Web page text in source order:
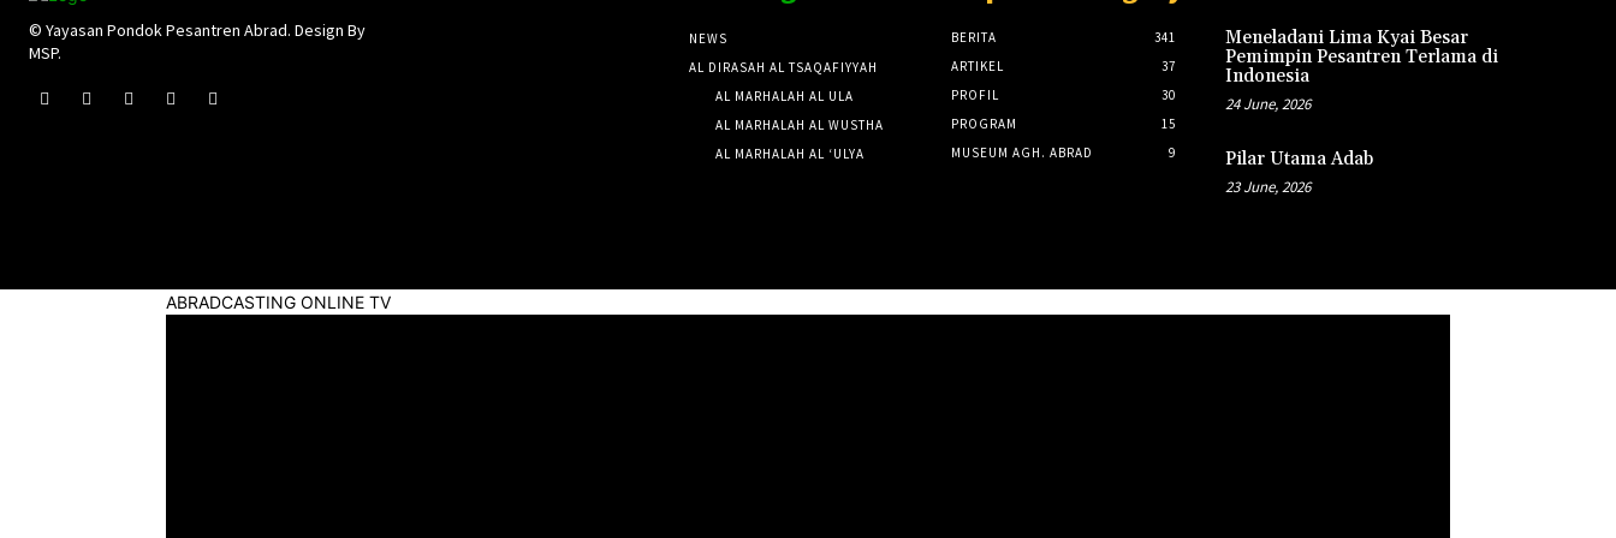
© Yayasan Pondok Pesantren Abrad. Design By
MSP.
NEWS
AL DIRASAH AL TSAQAFIYYAH
AL MARHALAH AL ULA
AL MARHALAH AL WUSTHA
AL MARHALAH AL ‘ULYA
BERITA
341
ARTIKEL
37
PROFIL
30
PROGRAM
15
MUSEUM AGH. ABRAD
9
Meneladani Lima Kyai Besar
Pemimpin Pesantren Terlama di
Indonesia
24 June, 2026
Pilar Utama Adab
23 June, 2026
ABRADCASTING ONLINE TV